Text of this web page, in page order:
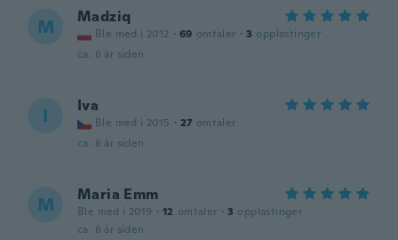
M Madziq
Ble med i 2012 · 69 omtaler · 3 opplastinger
ca. 6 år siden
I Iva
Ble med i 2015 · 27 omtaler
ca. 6 år siden
M Maria Emm
Ble med i 2019 · 12 omtaler · 3 opplastinger
ca. 6 år siden